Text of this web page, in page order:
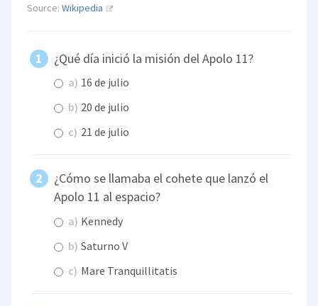
Source:Wikipedia
¿Qué día inició la misión del Apolo 11?
a) 16 de julio
b) 20 de julio
c) 21 de julio
¿Cómo se llamaba el cohete que lanzó el
Apolo 11 al espacio?
a) Kennedy
b) Saturno V
c) Mare Tranquillitatis